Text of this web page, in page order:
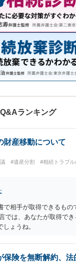
ランキング
財産移動について
#遺産分割 #相続トラブ
で相手が取得できるもの
では、あなたが取得でき
ょうね。
保険を無断解約、法